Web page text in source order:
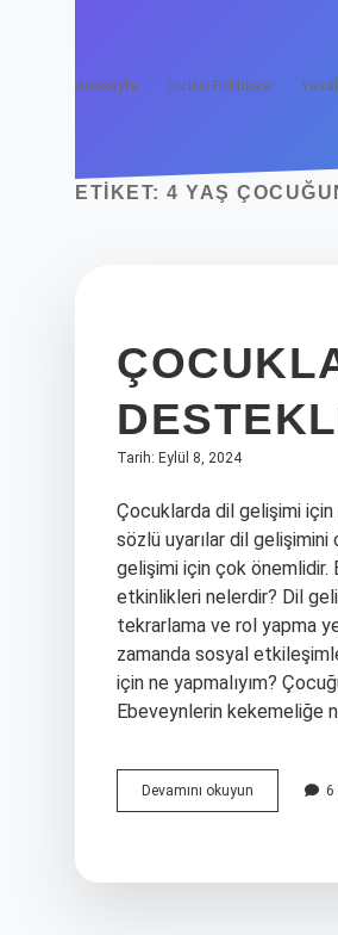
Anasayfa Gizlilik Politikası Yasal
ETIKET: 4 YAŞ
Tarih: Eylül 8, 2024
Çocuklarda dil gelişimi
sözlü uyarılar dil
gelişimi için çok önemlidir.
etkinlikleri nelerdir? Dil
tekrarlama ve rol yapma
zamanda sosyal
için ne yapmalıyım?
Ebeveynlerin kekemeliğe
Devamını okuyun Çocuklarda
Dil
6